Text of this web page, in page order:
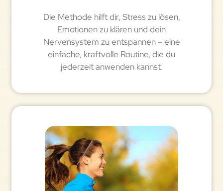
Die Methode hilft dir, Stress zu lösen,
Emotionen zu klären und dein
Nervensystem zu entspannen – eine
einfache, kraftvolle Routine, die du
jederzeit anwenden kannst.